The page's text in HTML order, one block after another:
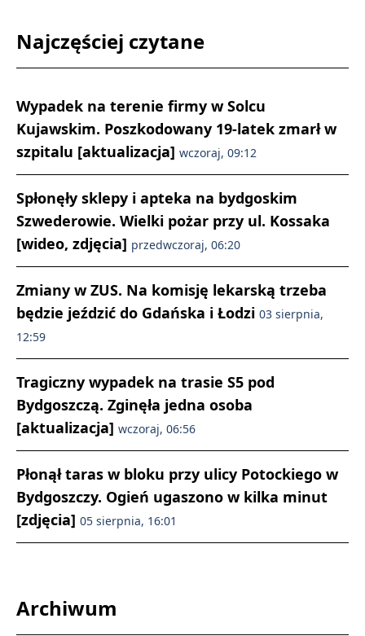
Najczęściej czytane
Wypadek na terenie firmy w Solcu
Kujawskim. Poszkodowany 19-latek zmarł w
szpitalu [aktualizacja] wczoraj, 09:12
Spłonęły sklepy i apteka na bydgoskim
Szwederowie. Wielki pożar przy ul. Kossaka
[wideo, zdjęcia] przedwczoraj, 06:20
Zmiany w ZUS. Na komisję lekarską trzeba
będzie jeździć do Gdańska i Łodzi 03 sierpnia,
12:59
Tragiczny wypadek na trasie S5 pod
Bydgoszczą. Zginęła jedna osoba
[aktualizacja] wczoraj, 06:56
Płonął taras w bloku przy ulicy Potockiego w
Bydgoszczy. Ogień ugaszono w kilka minut
[zdjęcia] 05 sierpnia, 16:01
Archiwum